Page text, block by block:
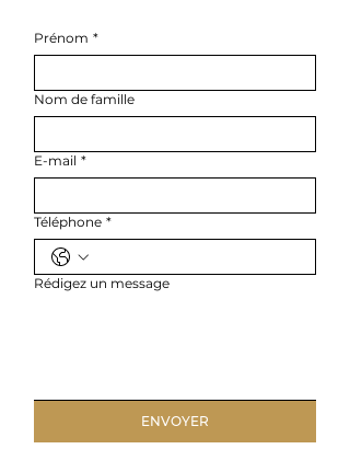
Prénom *
Nom de famille
E-mail *
Téléphone *
Rédigez un message
ENVOYER